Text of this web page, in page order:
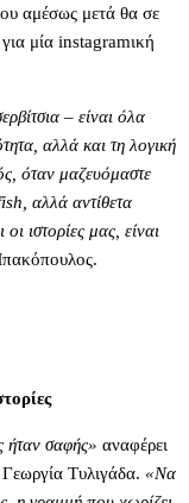
αμέσως μετά θα σε
μία instagramική
– είναι όλα
αλλά και τη λογική
όταν μαζευόμαστε
αλλά αντίθετα
ιστορίες μας, είναι
ήταν σαφής» αναφέρει
Τυλιγάδα. «Να